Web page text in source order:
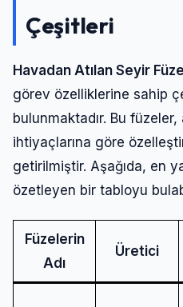
Çeşitleri
Havadan Atılan Seyir
görev özelliklerine sahip
bulunmaktadır. Bu
ihtiyaçlarına göre
getirilmiştir. Aşağıda, en
özetleyen bir tabloyu
Füzelerin
Adı
Üretici